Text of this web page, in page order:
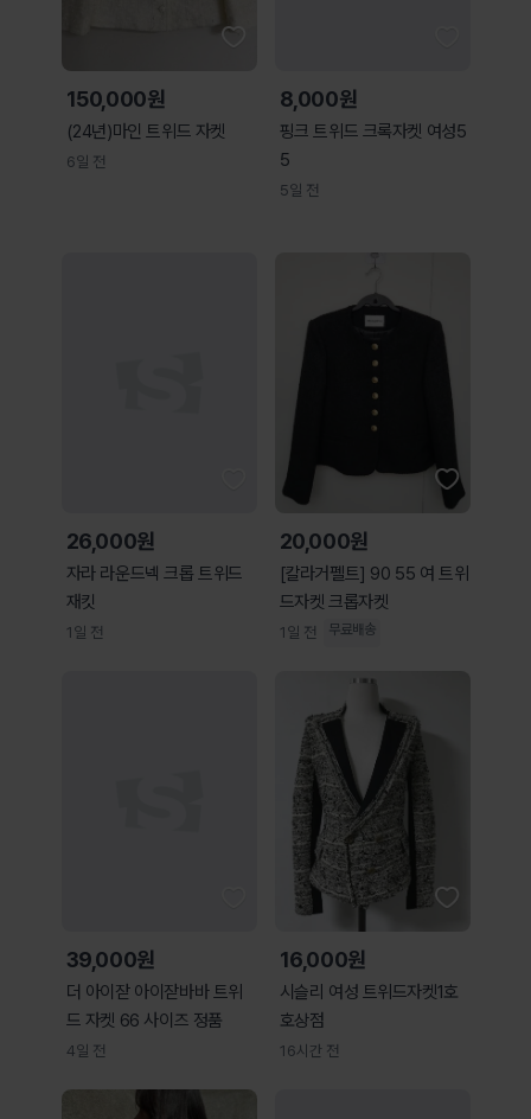
150,000원
(24년)마인 트위드 자켓
6일 전
8,000원
핑크 트위드 크록자켓 여성5
5
5일 전
26,000원
자라 라운드넥 크롭 트위드
재킷
1일 전
20,000원
[칼라거펠트] 90 55 여 트위
드자켓 크롭자켓
1일 전 무료배송
39,000원
더 아이잗 아이잗바바 트위
드 자켓 66 사이즈 정품
4일 전
16,000원
시슬리 여성 트위드자켓1호
호상점
16시간 전